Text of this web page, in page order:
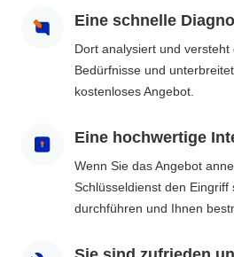
Eine schnelle
Dort analysiert und
Bedürfnisse und
kostenloses Angebot.
Eine hochwertige
Wenn Sie das Angebot
Schlüsseldienst den Eingriff
durchführen und Ihnen